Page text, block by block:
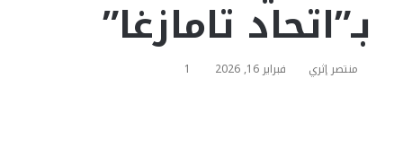
بـ”اتحاد تامازغا”
منتصر إثري فبراير 16, 2026 1